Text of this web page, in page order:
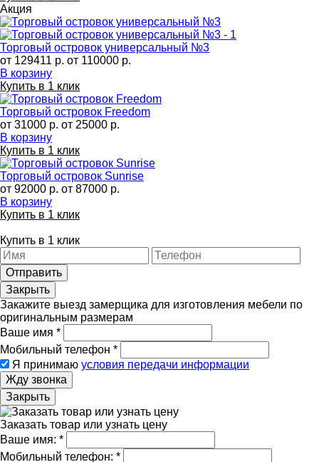
Акция
Торговый островок универсальный №3
от 129411 р. от 110000 р.
В корзину
Купить в 1 клик
Торговый островок Freedom
от 31000 р. от 25000 р.
В корзину
Купить в 1 клик
Торговый островок Sunrise
от 92000 р. от 87000 р.
В корзину
Купить в 1 клик
Купить в 1 клик
Отправить
Закрыть
Закажите выезд замерщика для изготовления мебели по
оригинальным размерам
Ваше имя *
Мобильный телефон *
Я принимаю условия передачи информации
Жду звонка
Закрыть
Заказать товар или узнать цену
Ваше имя: *
Мобильный телефон: *